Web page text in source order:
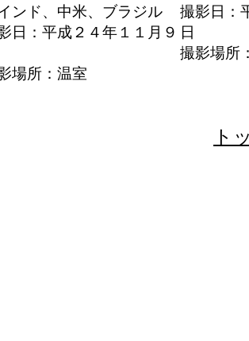
ンド、中米、ブラジル
日：平成２４年１１月９
場所：温室
撮影日：
日
撮影場所
ト